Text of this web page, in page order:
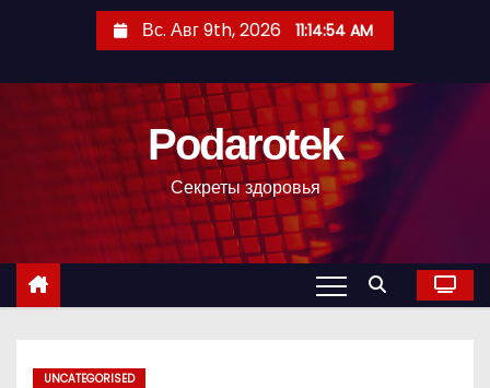
с
Вс. Авг 9th, 2026 11:14:55 AM
Podarotek
Секреты здоровья
UNCATEGORISED